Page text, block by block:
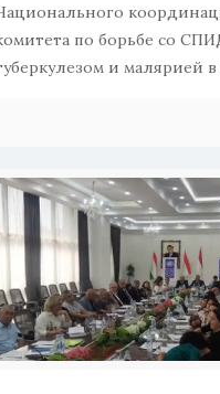
по борьбе со
и малярией в